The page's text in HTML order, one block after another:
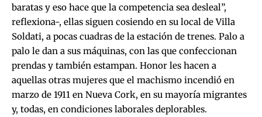
baratas y eso hace que la competencia sea desleal”,
reflexiona-, ellas siguen cosiendo en su local de Villa
Soldati, a pocas cuadras de la estación de trenes. Palo a
palo le dan a sus máquinas, con las que confeccionan
prendas y también estampan. Honor les hacen a
aquellas otras mujeres que el machismo incendió en
marzo de 1911 en Nueva Cork, en su mayoría migrantes
y, todas, en condiciones laborales deplorables.